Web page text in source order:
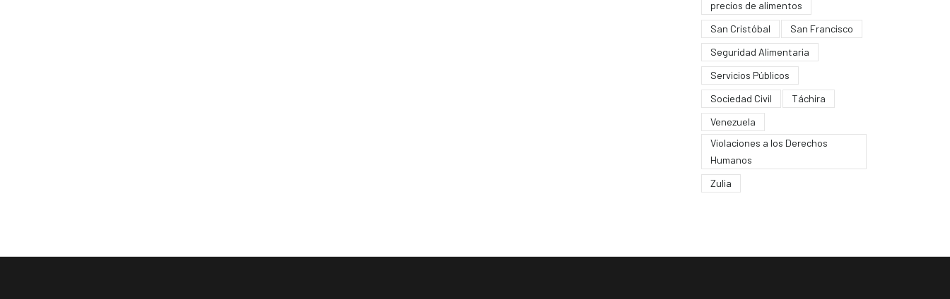
precios de alimentos
San Cristóbal
San Francisco
Seguridad Alimentaria
Servicios Públicos
Sociedad Civil
Táchira
Venezuela
Violaciones a los Derechos
Humanos
Zulia